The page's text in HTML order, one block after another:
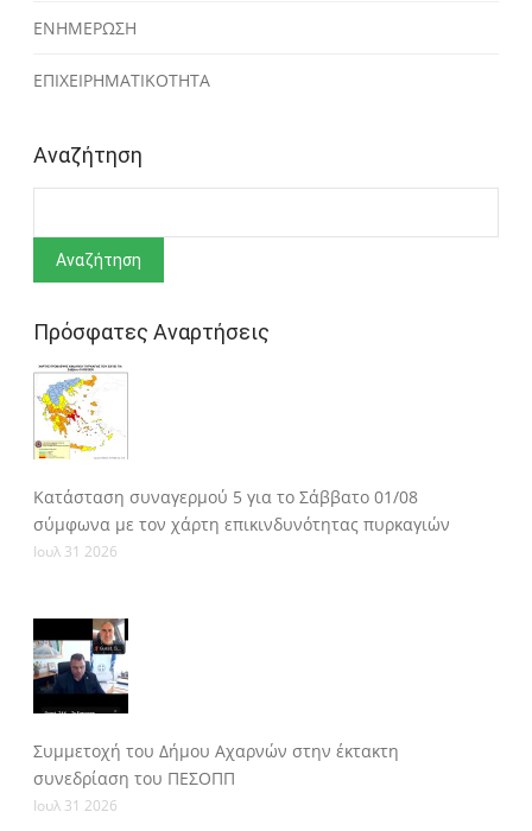
ΕΝΗΜΕΡΩΣΗ
ΕΠΙΧΕΙΡΗΜΑΤΙΚΟΤΗΤΑ
Αναζήτηση
Πρόσφατες Αναρτήσεις
Κατάσταση συναγερμού 5 για το Σάββατο 01/08
σύμφωνα με τον χάρτη επικινδυνότητας πυρκαγιών
Ιουλ 31 2026
Συμμετοχή του Δήμου Αχαρνών στην έκτακτη
συνεδρίαση του ΠΕΣΟΠΠ
Ιουλ 31 2026